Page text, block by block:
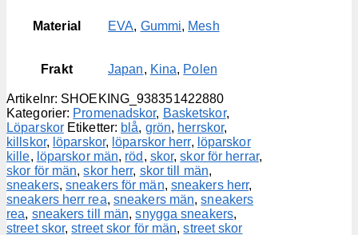
Material EVA, Gummi, Mesh
Frakt Japan, Kina, Polen
Artikelnr: SHOEKING_938351422880
Kategorier: Promenadskor, Basketskor,
Löparskor Etiketter: blå, grön, herrskor,
killskor, löparskor, löparskor herr, löparskor
kille, löparskor män, röd , skor,skor för herrar,
skor för män,skor herr, skor till män,
sneakers,sneakers för män, sneakers herr,
sneakers herr rea, sneakers män,sneakers
rea, sneakers till män,snygga sneakers,
street skor,street skor för män,street skor